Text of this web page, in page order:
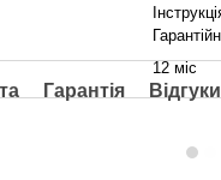
12 міс
Гарантія Відгуки